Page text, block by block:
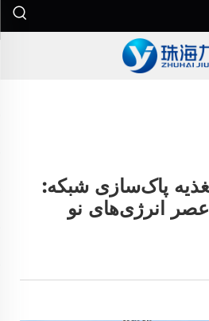
پاک‌سازی شبکه:
عصر انرژی‌های نو